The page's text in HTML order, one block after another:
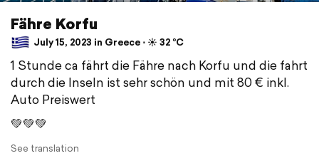
Fähre Korfu
July 15, 2023 in Greece ⋅ ☀️ 32 °C
1 Stunde ca fährt die Fähre nach Korfu und die fahrt
durch die Inseln ist sehr schön und mit 80 € inkl.
Auto Preiswert
💚💚💚
See translation